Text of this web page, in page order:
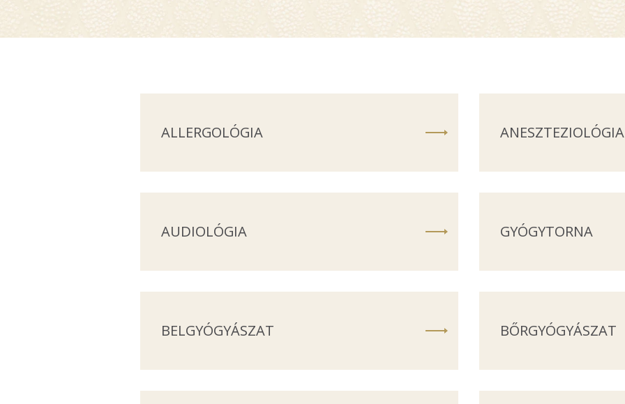
ALLERGOLÓGIA ANESZTEZIOLÓGIA
AUDIOLÓGIA GYÓGYTORNA
BELGYÓGYÁSZAT BŐRGYÓGYÁSZAT